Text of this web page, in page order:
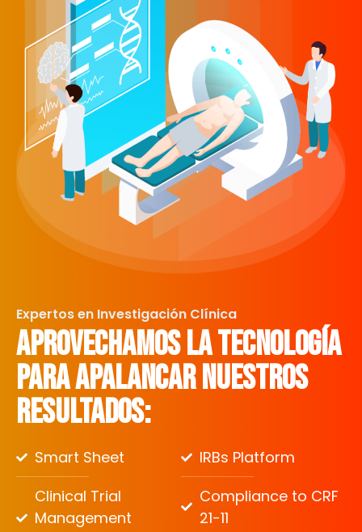
Expertos en Investigación Clínica
Aprovechamos la tecnología
para apalancar nuestros
resultados:
Smart Sheet
Clinical Trial
Management
IRBs Platform
Compliance to CRF
21-11